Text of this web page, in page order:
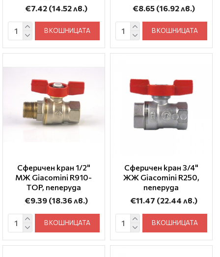
€7.42 (14.52 лв.)
В КОШНИЦАТА
€8.65 (16.92 лв.)
В КОШНИЦАТА
Сферичен кран 1/2"
МЖ Giacomini R910-
TOP, пеперуда
€9.39 (18.36 лв.)
В КОШНИЦАТА
Сферичен кран 3/4"
ЖЖ Giacomini R250,
пеперуда
€11.47 (22.44 лв.)
В КОШНИЦАТА